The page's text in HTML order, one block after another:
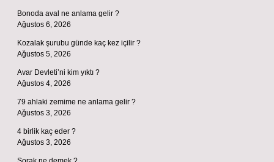
Bonoda aval ne anlama gelir ?
Ağustos 6, 2026
Kozalak şurubu günde kaç kez içilir ?
Ağustos 5, 2026
Avar Devleti’ni kim yıktı ?
Ağustos 4, 2026
79 ahlaki zemime ne anlama gelir ?
Ağustos 3, 2026
4 birlik kaç eder ?
Ağustos 3, 2026